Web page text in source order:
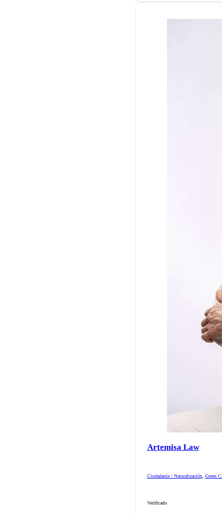
Artemisa Law
Ciudadanía / Naturalización, Green
Verificado